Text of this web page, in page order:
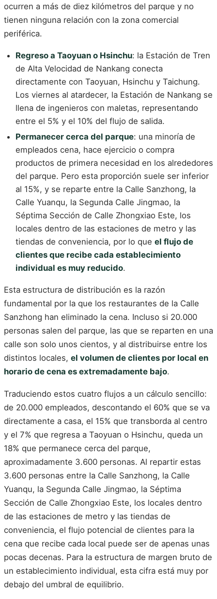
ocurren a más de diez kilómetros del parque y no
tienen ninguna relación con la zona comercial
periférica.
Regreso a Taoyuan o Hsinchu: la Estación de Tren
de Alta Velocidad de Nankang conecta
directamente con Taoyuan, Hsinchu y Taichung.
Los viernes al atardecer, la Estación de Nankang se
llena de ingenieros con maletas, representando
entre el 5% y el 10% del flujo de salida.
Permanecer cerca del parque: una minoría de
empleados cena, hace ejercicio o compra
productos de primera necesidad en los alrededores
del parque. Pero esta proporción suele ser inferior
al 15%, y se reparte entre la Calle Sanzhong, la
Calle Yuanqu, la Segunda Calle Jingmao, la
Séptima Sección de Calle Zhongxiao Este, los
locales dentro de las estaciones de metro y las
tiendas de conveniencia, por lo que el flujo de
clientes que recibe cada establecimiento
individual es muy reducido.
Esta estructura de distribución es la razón
fundamental por la que los restaurantes de la Calle
Sanzhong han eliminado la cena. Incluso si 20.000
personas salen del parque, las que se reparten en una
calle son solo unos cientos, y al distribuirse entre los
distintos locales, el volumen de clientes por local en
horario de cena es extremadamente bajo.
Traduciendo estos cuatro flujos a un cálculo sencillo:
de 20.000 empleados, descontando el 60% que se va
directamente a casa, el 15% que transborda al centro
y el 7% que regresa a Taoyuan o Hsinchu, queda un
18% que permanece cerca del parque,
aproximadamente 3.600 personas. Al repartir estas
3.600 personas entre la Calle Sanzhong, la Calle
Yuanqu, la Segunda Calle Jingmao, la Séptima
Sección de Calle Zhongxiao Este, los locales dentro
de las estaciones de metro y las tiendas de
conveniencia, el flujo potencial de clientes para la
cena que recibe cada local puede ser de apenas unas
pocas decenas. Para la estructura de margen bruto de
un establecimiento individual, esta cifra está muy por
debajo del umbral de equilibrio.